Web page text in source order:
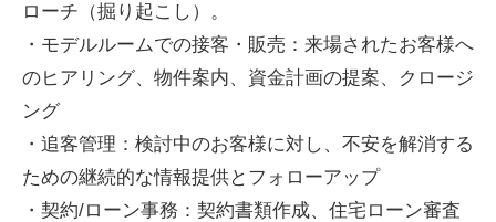
ローチ（掘り起こし）。
・モデルルームでの接客・販売：来場されたお客様へ
のヒアリング、物件案内、資金計画の提案、クロージ
ング
・追客管理：検討中のお客様に対し、不安を解消する
ための継続的な情報提供とフォローアップ
・契約/ローン事務：契約書類作成、住宅ローン審査